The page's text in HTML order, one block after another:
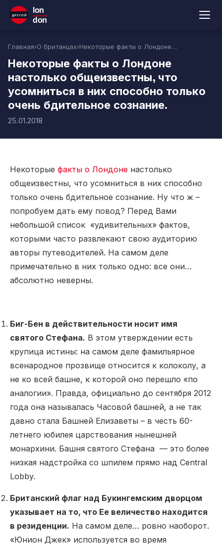
ДРУГОЙ
lon
don
Главная›О британцах› Некоторые факты о Лондоне настолько общеизвестны, что усомниться в них способно только очень бдительное сознание.
Некоторые факты о Лондоне
настолько общеизвестны, что
усомниться в них способно только
очень бдительное сознание.
25.01.2018
Некоторые факты о Лондоне настолько
общеизвестны, что усомниться в них способно
только очень бдительное сознание. Ну что ж –
попробуем дать ему повод? Перед Вами
небольшой список «удивительных» фактов,
которыми часто развлекают свою аудиторию
авторы путеводителей. На самом деле
примечательно в них только одно: все они…
абсолютно неверны.
Биг-Бен в действительности носит имя
святого Стефана. В этом утверждении есть
крупица истины: на самом деле фамильярное
всенародное прозвище относится к колоколу, а
не ко всей башне, к которой оно перешло «по
аналогии». Правда, официально до сентября 2012
года она называлась Часовой башней, а не так
давно стала Башней Елизаветы – в честь 60-
летнего юбилея царствования нынешней
монархини. Башня святого Стефана — это более
низкая надстройка со шпилем прямо над Central
Lobby.
Британский флаг над Букингемским дворцом
указывает на то, что Ее величество находится
в резиденции. На самом деле… ровно наоборот.
«Юнион Джек» используется во время